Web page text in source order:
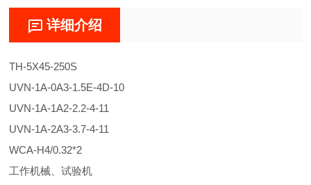
详细介绍
TH-5X45-250S
UVN-1A-0A3-1.5E-4D-10
UVN-1A-1A2-2.2-4-11
UVN-1A-2A3-3.7-4-11
WCA-H4/0.32*2
工作机械、试验机